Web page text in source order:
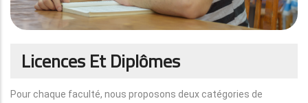
Licences Et Diplômes
Pour chaque faculté, nous proposons deux catégories de